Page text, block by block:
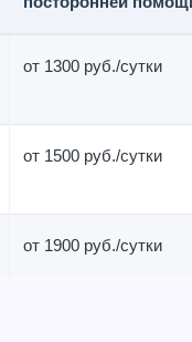
от 1300 руб./сутки
от 1500 руб./сутки
от 1900 руб./сутки